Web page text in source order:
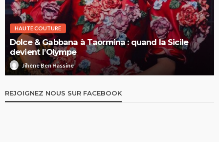
HAUTE COUTURE
Dolce & Gabbana à Taormina : quand la Sicile
devient l’Olympe
Jihène Ben Hassine
REJOIGNEZ NOUS SUR FACEBOOK